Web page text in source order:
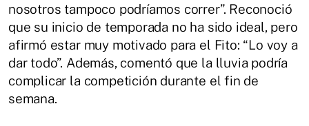
nosotros tampoco podríamos correr”. Reconoció
que su inicio de temporada no ha sido ideal, pero
afirmó estar muy motivado para el Fito: “Lo voy a
dar todo”. Además, comentó que la lluvia podría
complicar la competición durante el fin de
semana.